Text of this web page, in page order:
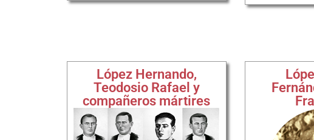
López Hernando,
Teodosio Rafael y
compañeros mártires